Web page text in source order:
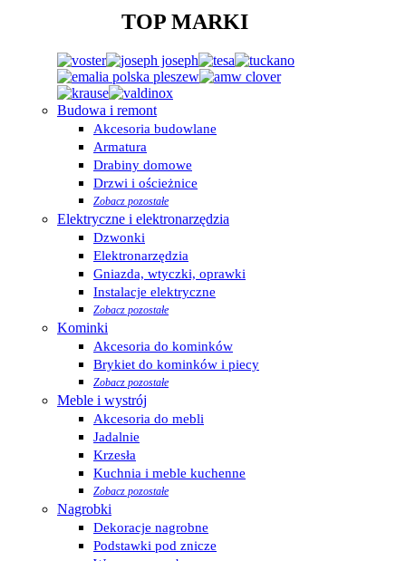
TOP MARKI
Budowa i remont
Akcesoria budowlane
Armatura
Drabiny domowe
Drzwi i ościeżnice
Zobacz pozostałe
Elektryczne i elektronarzędzia
Dzwonki
Elektronarzędzia
Gniazda, wtyczki, oprawki
Instalacje elektryczne
Zobacz pozostałe
Kominki
Akcesoria do kominków
Brykiet do kominków i piecy
Zobacz pozostałe
Meble i wystrój
Akcesoria do mebli
Jadalnie
Krzesła
Kuchnia i meble kuchenne
Zobacz pozostałe
Nagrobki
Dekoracje nagrobne
Podstawki pod znicze